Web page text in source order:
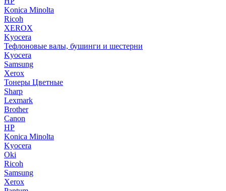
Konica Minolta
Ricoh
XEROX
Kyocera
Тефлоновые валы, бушинги и шестерни
Kyocera
Samsung
Xerox
Тонеры Цветные
Sharp
Lexmark
Brother
Canon
HP
Konica Minolta
Kyocera
Oki
Ricoh
Samsung
Xerox